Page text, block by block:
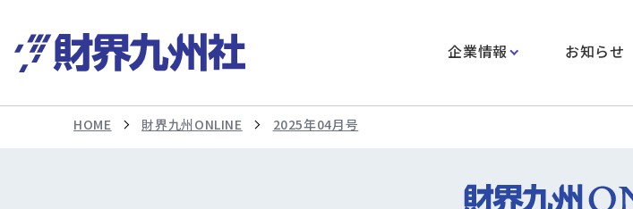
企業情報 お知らせ
HOME 財界九州ONLINE 2025年04月号